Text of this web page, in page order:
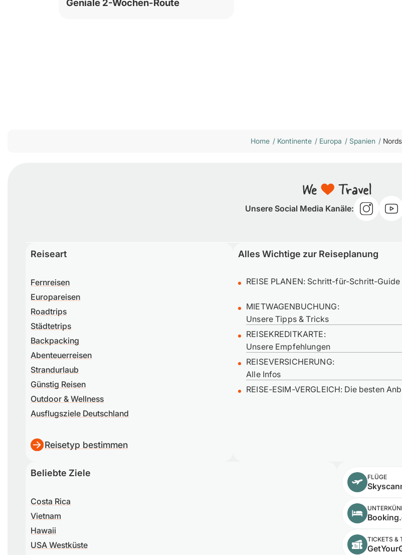
Geniale 2-Wochen-Route
Home / Kontinente / Europa / Spanien /
Unsere Social Media Kanäle:
Reiseart
Fernreisen
Europareisen
Roadtrips
Städtetrips
Backpacking
Abenteuerreisen
Strandurlaub
Günstig Reisen
Outdoor & Wellness
Ausflugsziele Deutschland
Reisetyp bestimmen
Alles Wichtige zur Reiseplanung
REISE PLANEN: Schritt-für-Schritt-Guide
MIETWAGENBUCHUNG:
Unsere Tipps & Tricks
REISEKREDITKARTE:
Unsere Empfehlungen
REISEVERSICHERUNG:
Alle Infos
REISE-ESIM-VERGLEICH: Die besten
Beliebte Ziele
Costa Rica
Vietnam
Hawaii
USA Westküste
FLÜGE
TICKETS &